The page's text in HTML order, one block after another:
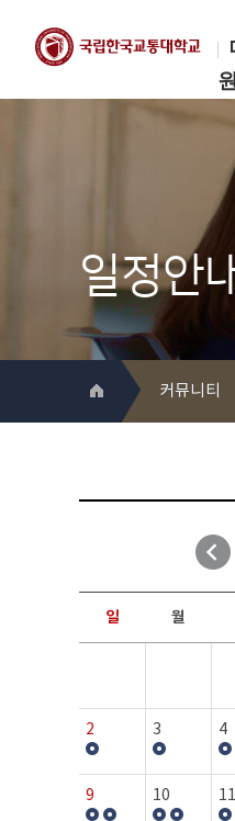
원
한국교통대학교
대학일자
일정안
커뮤니티
취업성공지
창업지원·
현장실습/
커뮤니티
일 월
2 3 4
9 10 11